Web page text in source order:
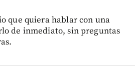
que quiera hablar con una
de inmediato, sin preguntas